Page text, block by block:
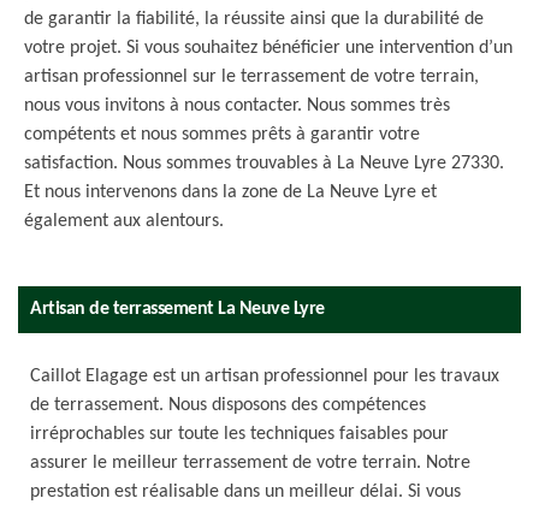
de garantir la fiabilité, la réussite ainsi que la durabilité de
votre projet. Si vous souhaitez bénéficier une intervention d’un
artisan professionnel sur le terrassement de votre terrain,
nous vous invitons à nous contacter. Nous sommes très
compétents et nous sommes prêts à garantir votre
satisfaction. Nous sommes trouvables à La Neuve Lyre 27330.
Et nous intervenons dans la zone de La Neuve Lyre et
également aux alentours.
Artisan de terrassement La Neuve Lyre
Caillot Elagage est un artisan professionnel pour les travaux
de terrassement. Nous disposons des compétences
irréprochables sur toute les techniques faisables pour
assurer le meilleur terrassement de votre terrain. Notre
prestation est réalisable dans un meilleur délai. Si vous